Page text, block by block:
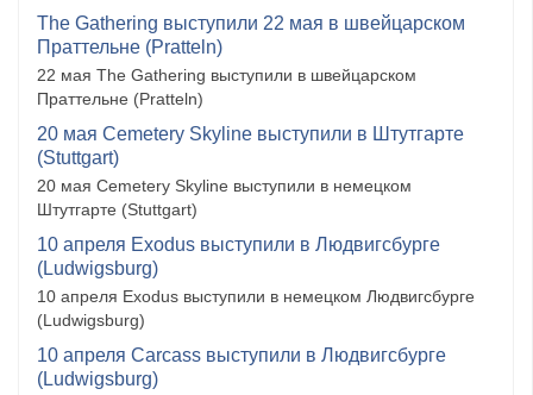
The Gathering выступили 22 мая в швейцарском
Праттельне (Pratteln)
22 мая The Gathering выступили в швейцарском
Праттельне (Pratteln)
20 мая Cemetery Skyline выступили в Штутгарте
(Stuttgart)
20 мая Cemetery Skyline выступили в немецком
Штутгарте (Stuttgart)
10 апреля Exodus выступили в Людвигсбурге
(Ludwigsburg)
10 апреля Exodus выступили в немецком Людвигсбурге
(Ludwigsburg)
10 апреля Carcass выступили в Людвигсбурге
(Ludwigsburg)